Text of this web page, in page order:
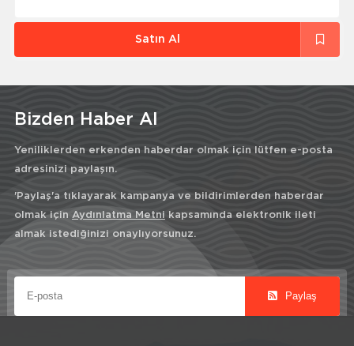
Satın Al
Bizden Haber Al
Yeniliklerden erkenden haberdar olmak için lütfen e-posta
adresinizi paylaşın.
'Paylaş'a tıklayarak kampanya ve bildirimlerden haberdar
olmak için Aydınlatma Metni kapsamında elektronik ileti
almak istediğinizi onaylıyorsunuz.
Paylaş